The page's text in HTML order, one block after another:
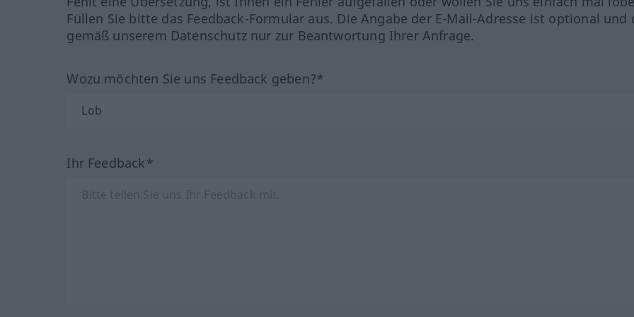
Füllen Sie bitte das Feedback-Formular aus. Die Angabe der E-Mail-Adresse ist optional und
gemäß unserem Datenschutz nur zur Beantwortung Ihrer Anfrage.
Wozu möchten Sie uns Feedback geben?*
Ihr Feedback*